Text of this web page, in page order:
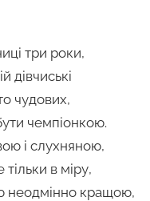
три роки,
дівчиські
чудових,
чемпіонкою.
і слухняною,
в міру,
неодмінно кращою,